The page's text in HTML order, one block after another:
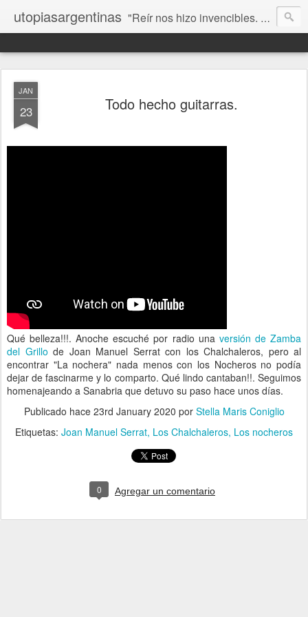
utopiasargentinas "Reír nos hizo invencibles. No como los que siempre ganan, sino como aquellos que no se rinden”. Frida Kahlo
JAN
23 Todo hecho guitarras.
Qué belleza!!!. Anoche escuché por radio una versión de Zamba
del Grillo de Joan Manuel Serrat con los Chalchaleros, pero al
encontrar "La nochera" nada menos con los Nocheros no podía
dejar de fascinarme y lo comparto. Qué lindo cantaban!!. Seguimos
homenajeando a Sanabria que detuvo su paso hace unos días.
Publicado hace 23rd January 2020 por Stella Maris Coniglio
Etiquetas: Joan Manuel Serrat Los Chalchaleros Los nocheros
0 Agregar un comentario